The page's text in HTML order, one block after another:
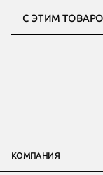
С ЭТИМ
КОМПАНИЯ